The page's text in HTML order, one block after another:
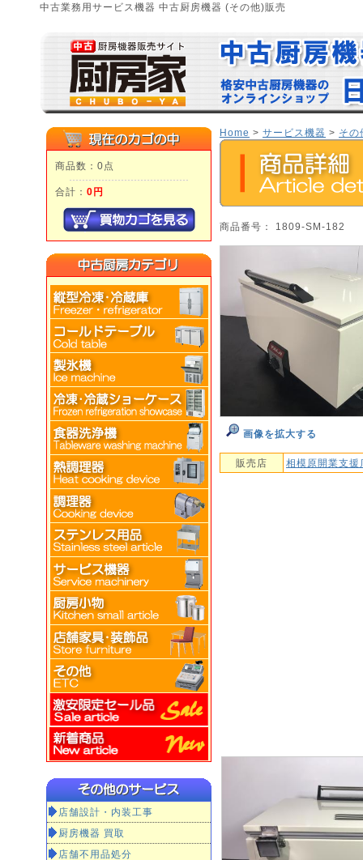
中古業務用サービス機器 中古厨房機器 (その他)販売
商品数：0点
合計： 0円
店舗設計・内装工事
厨房機器 買取
店舗不用品処分
Home > サービス機器 > その
商品番号： 1809-SM-182
画像を拡大する
販売店 相模原開業支援